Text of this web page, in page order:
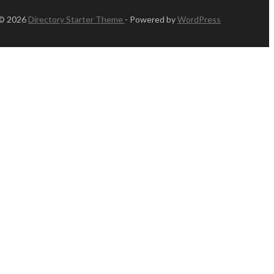
2026 Directory Starter Theme - Powered byWordPress